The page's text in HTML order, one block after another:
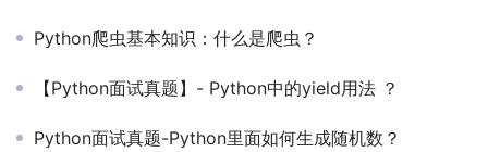
Python爬虫基本知识：什么是爬虫？
【Python面试真题】- Python中的yield用法 ？
Python面试真题-Python里面如何生成随机数？